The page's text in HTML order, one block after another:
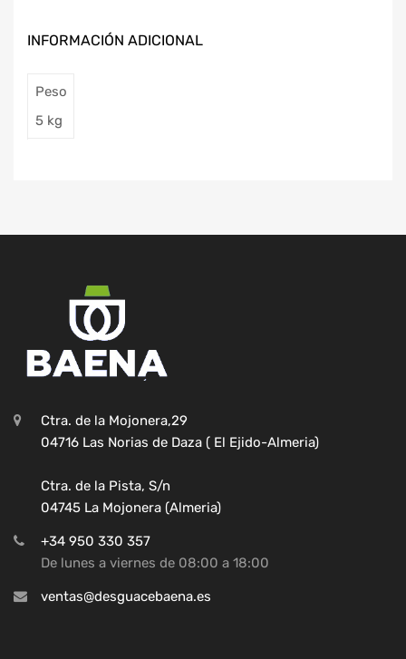
INFORMACIÓN ADICIONAL
Peso
5 kg
Ctra. de la Mojonera,29
04716 Las Norias de Daza ( El Ejido-Almeria)
Ctra. de la Pista, S/n
04745 La Mojonera (Almeria)
+34 950 330 357
De lunes a viernes de 08:00 a 18:00
ventas@desguacebaena.es